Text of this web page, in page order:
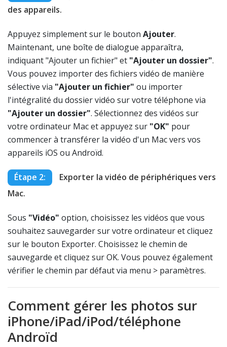
des appareils.
Appuyez simplement sur le bouton Ajouter.
Maintenant, une boîte de dialogue apparaîtra,
indiquant "Ajouter un fichier" et "Ajouter un dossier".
Vous pouvez importer des fichiers vidéo de manière
sélective via "Ajouter un fichier" ou importer
l'intégralité du dossier vidéo sur votre téléphone via
"Ajouter un dossier". Sélectionnez des vidéos sur
votre ordinateur Mac et appuyez sur "OK" pour
commencer à transférer la vidéo d'un Mac vers vos
appareils iOS ou Androïd.
Étape 2:
Exporter la vidéo de périphériques vers
Mac.
Sous "Vidéo" option, choisissez les vidéos que vous
souhaitez sauvegarder sur votre ordinateur et cliquez
sur le bouton Exporter. Choisissez le chemin de
sauvegarde et cliquez sur OK. Vous pouvez également
vérifier le chemin par défaut via menu > paramètres.
Comment gérer les photos sur
iPhone/iPad/iPod/téléphone
Androïd